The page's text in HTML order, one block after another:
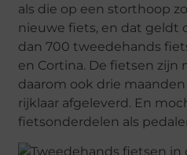
als die op een storthoop
nieuwe fiets, en dat geldt
dan 700 tweedehands
en Cortina. De fietsen
daarom ook drie
rijklaar afgeleverd. En
fietsonderdelen als